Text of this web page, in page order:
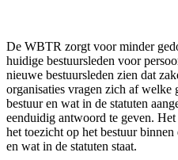
De WBTR zorgt voor minder
huidige bestuursleden voor
nieuwe bestuursleden zien dat
organisaties vragen zich af
bestuur en wat in de statuten
eenduidig antwoord te geven.
het toezicht op het bestuur
en wat in de statuten staat.